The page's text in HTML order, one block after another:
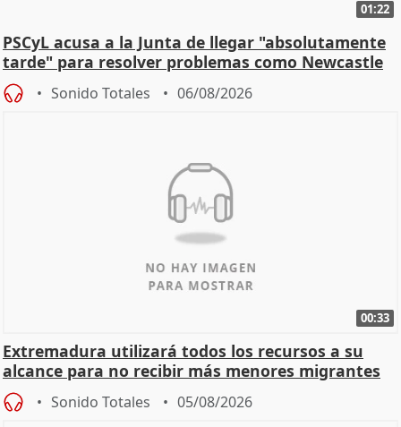
01:22
PSCyL acusa a la Junta de llegar "absolutamente
tarde" para resolver problemas como Newcastle
Sonido Totales 06/08/2026
00:33
Extremadura utilizará todos los recursos a su
alcance para no recibir más menores migrantes
Sonido Totales 05/08/2026